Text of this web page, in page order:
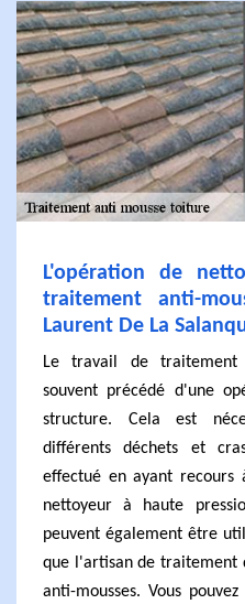
L'opération de
traitement anti-
Laurent De La
Le travail de traitement
souvent précédé d'une
structure. Cela est
différents déchets et
effectué en ayant recours
nettoyeur à haute
peuvent également être
que l'artisan de traitement
anti-mousses. Vous